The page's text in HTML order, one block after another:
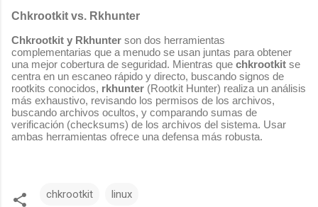
Chkrootkit vs. Rkhunter
Chkrootkit y Rkhunter son dos herramientas
complementarias que a menudo se usan juntas para obtener
una mejor cobertura de seguridad. Mientras que chkrootkit se
centra en un escaneo rápido y directo, buscando signos de
rootkits conocidos, rkhunter (Rootkit Hunter) realiza un análisis
más exhaustivo, revisando los permisos de los archivos,
buscando archivos ocultos, y comparando sumas de
verificación (checksums) de los archivos del sistema. Usar
ambas herramientas ofrece una defensa más robusta.
chkrootkit linux